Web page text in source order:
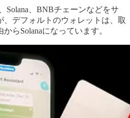
Solana、BNBチェーンなどをサ
、デフォルトのウォレットは、取
らSolanaになっています。